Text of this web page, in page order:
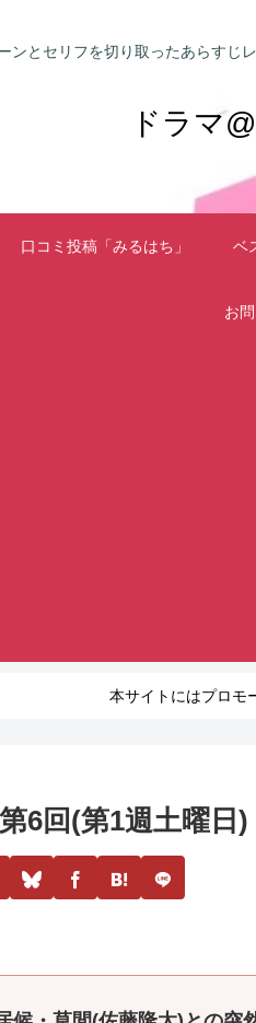
ンとセリフを切り取ったあらすじ
ドラマ
口コミ投稿「みるはち」 ベ
お
本サイトにはプロモ
6回(第1週土曜